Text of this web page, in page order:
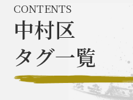
なごや英傑 聖地巡
なごや英傑 史跡 一
なごや英傑 グル
CONTENTS
中村区
タグ一覧